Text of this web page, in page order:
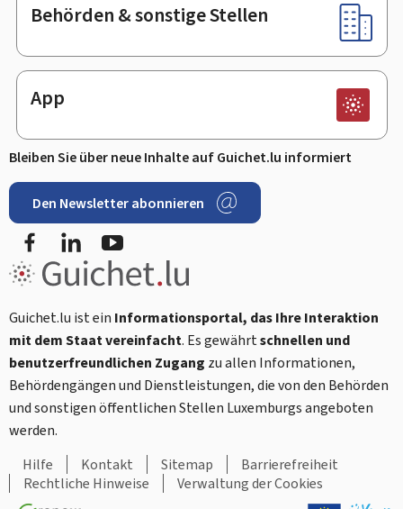
Behörden & sonstige Stellen
App
Bleiben Sie über neue Inhalte auf Guichet.lu informiert
Den Newsletter abonnieren
FacebookLinkedIn
Guichet.lu ist ein Informationsportal, das Ihre Interaktion
mit dem Staat vereinfacht. Es gewährtschnellen und
benutzerfreundlichen Zugang zu allen Informationen,
Behördengängen und Dienstleistungen, die von den Behörden
und sonstigen öffentlichen Stellen Luxemburgs angeboten
werden.
Hilfe
Kontakt Sitemap
Barrierefreiheit
Rechtliche Hinweise
Verwaltung der Cookies